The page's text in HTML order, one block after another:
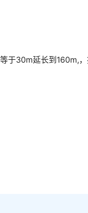
于30m延长到160m,